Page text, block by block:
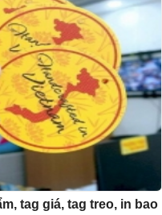
tag giá, tag treo, in bao